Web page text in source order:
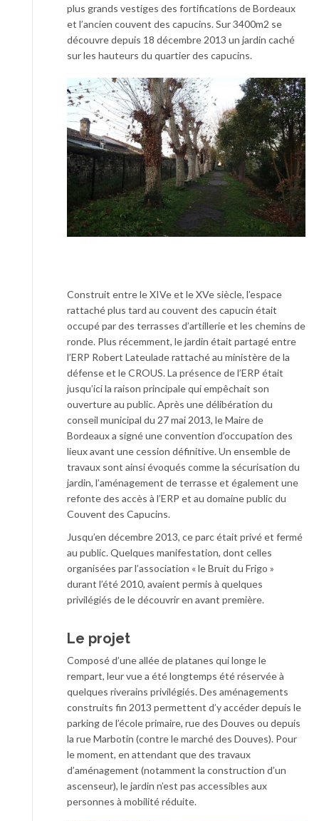
plus grands vestiges des fortifications de Bordeaux
et l’ancien couvent des capucins. Sur 3400m2 se
découvre depuis 18 décembre 2013 un jardin caché
sur les hauteurs du quartier des capucins.
Construit entre le XIVe et le XVe siècle, l’espace
rattaché plus tard au couvent des capucin était
occupé par des terrasses d’artillerie et les chemins de
ronde. Plus récemment, le jardin était partagé entre
l’ERP Robert Lateulade rattaché au ministère de la
défense et le CROUS. La présence de l’ERP était
jusqu’ici la raison principale qui empêchait son
ouverture au public. Après une délibération du
conseil municipal du 27 mai 2013, le Maire de
Bordeaux a signé une convention d’occupation des
lieux avant une cession définitive. Un ensemble de
travaux sont ainsi évoqués comme la sécurisation du
jardin, l’aménagement de terrasse et également une
refonte des accès à l’ERP et au domaine public du
Couvent des Capucins.
Jusqu’en décembre 2013, ce parc était privé et fermé
au public. Quelques manifestation, dont celles
organisées par l’association « le Bruit du Frigo »
durant l’été 2010, avaient permis à quelques
privilégiés de le découvrir en avant première.
Le projet
Composé d’une allée de platanes qui longe le
rempart, leur vue a été longtemps été réservée à
quelques riverains privilégiés. Des aménagements
construits fin 2013 permettent d’y accéder depuis le
parking de l’école primaire, rue des Douves ou depuis
la rue Marbotin (contre le marché des Douves). Pour
le moment, en attendant que des travaux
d’aménagement (notamment la construction d’un
ascenseur), le jardin n’est pas accessibles aux
personnes à mobilité réduite.